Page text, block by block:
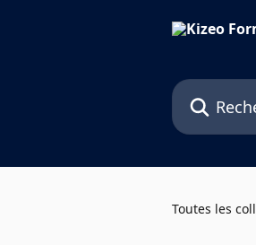
Rechercher
Toutes les